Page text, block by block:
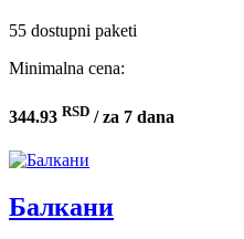
55 dostupni paketi
Minimalna cena:
344.93 RSD / za 7 dana
Балкани